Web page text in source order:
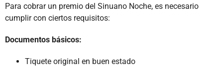
Para cobrar un premio del Sinuano Noche, es necesario
cumplir con ciertos requisitos:
Documentos básicos:
Tiquete original en buen estado